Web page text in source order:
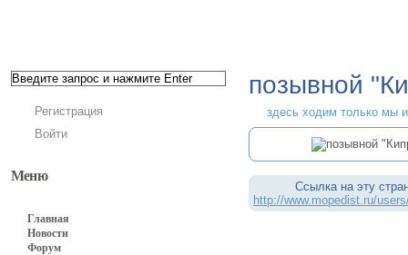
Регистрация
Войти
Меню
Главная
Новости
Форум
позывной
здесь ходим только мы
Ссылка на эту
http://www.mopedist.ru/